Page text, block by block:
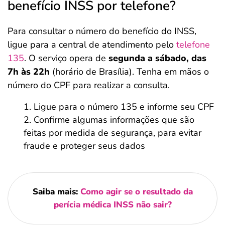
benefício INSS por telefone?
Para consultar o número do benefício do INSS,
ligue para a central de atendimento pelo telefone
135. O serviço opera de segunda a sábado, das
7h às 22h (horário de Brasília). Tenha em mãos o
número do CPF para realizar a consulta.
Ligue para o número 135 e informe seu CPF
Confirme algumas informações que são
feitas por medida de segurança, para evitar
fraude e proteger seus dados
Saiba mais: Como agir se o resultado da
perícia médica INSS não sair?